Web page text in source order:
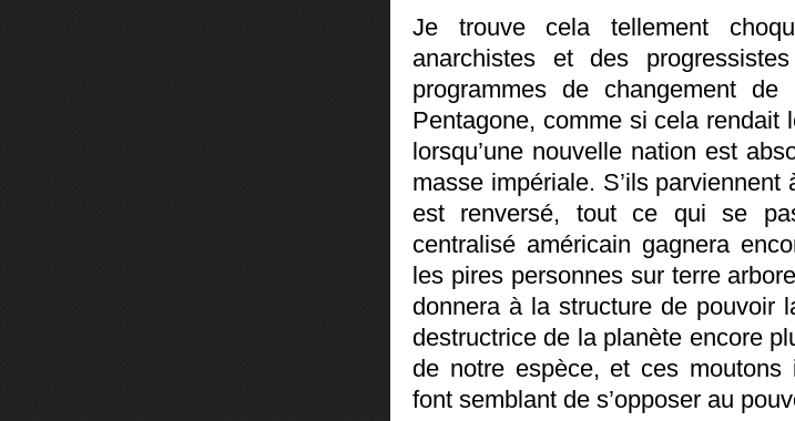
Je trouve cela tellement
anarchistes et des
programmes de changement
Pentagone, comme si cela rendait
lorsqu’une nouvelle nation est
masse impériale. S’ils
est renversé, tout ce qui se
centralisé américain gagnera
les pires personnes sur terre
donnera à la structure de pouvoir
destructrice de la planète encore
de notre espèce, et ces moutons
font semblant de s’opposer au